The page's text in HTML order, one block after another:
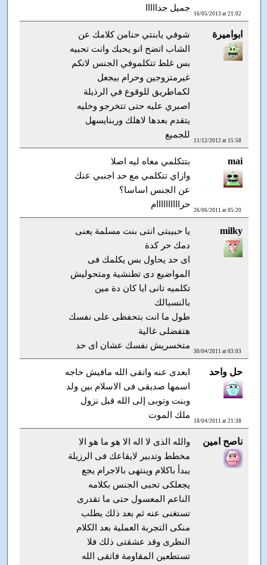
16/05/2013 at 21:02
جميل جدااااا
ابواميرة
11/12/2012 at 15:58
شوفي يابنتي حنامن كلامك عن
الشاب اتضح انو يحبك وانت تحبيه
بس غلط تتكلموفي الجنس لانكم
غيرمتزوجين وحرام بيجعل
لكماطريق للوقوع في الرذيلة
اصبري عليه حتى تتخرجو وخليه
يتقدم بعدها لاهلك وربنايسهل
للجميع
mai
26/06/2011 at 05:20
بتتكلمي معاه ليه اصلا
وازاي تتكلمي مع حد اجنبي عنك
عن الجنس اساسا؟
حراااااااااام
milky
30/04/2011 at 03:03
يا حبيبتى انتى بنت مسلمة يعنى
دمك حر كدة
اى حد يحاول بس يكلمك فى
المواضيع دى تطنشية ومتحوليش
تكلميه تانى ايا كان دة مين
بالنسبالك
طول ما انت بتحفظى على نفسك
هتفضلى غالية
متخسريش نفسك عشان اى حد
حل واحد
18/04/2011 at 21:38
ابعدى عنه واتقى الله مافيش حاجه
اسمها صديقى فى الاسلام بين ولد
وبنت وتوبى إلى الله قبل نزول
ملك الموت
ناصح امين
والله الذى لا اله الا هو ما هو الا
مخطط وتدبير لايقاعك فى الرزيلة
يبدأ باكلام وينتهى بالاجرام يجع
يجعلكى تحبى الجنس بكلامه
الناعم المعسول حتى ما تقدرى
تستغنى عنه ثم بعد ذلك يطلب
منكى التجربة العملية بعد الكلام
النظرى وقد عشقتى ذلك فلا
تستطعين المقاومة فاتقى الله